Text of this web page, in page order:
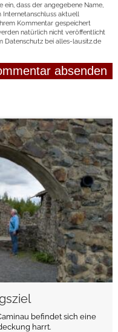
ein, dass der angegebene Name,
Internetanschluss aktuell
Kommentar gespeichert
natürlich nicht veröffentlicht
Datenschutz bei alles-lausitz.de
befindet sich eine
harrt.